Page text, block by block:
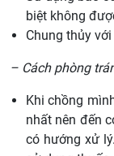
biệt không
Chung thủy
– Cách phòng
Khi chồng
nhất nên đến
có hướng xử